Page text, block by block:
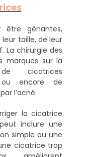
être gênantes,
taille, de leur
La chirurgie des
marques sur la
cicatrices
ou encore de
l’acné.
la cicatrice
inclure une
simple ou une
cicatrice trop